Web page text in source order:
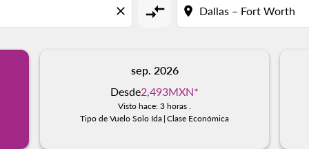
close compare_arrows location_on
sep. 2026
Desde2,493MXN*
Visto hace: 3 horas .
Tipo de Vuelo Solo Ida | Clase Económica